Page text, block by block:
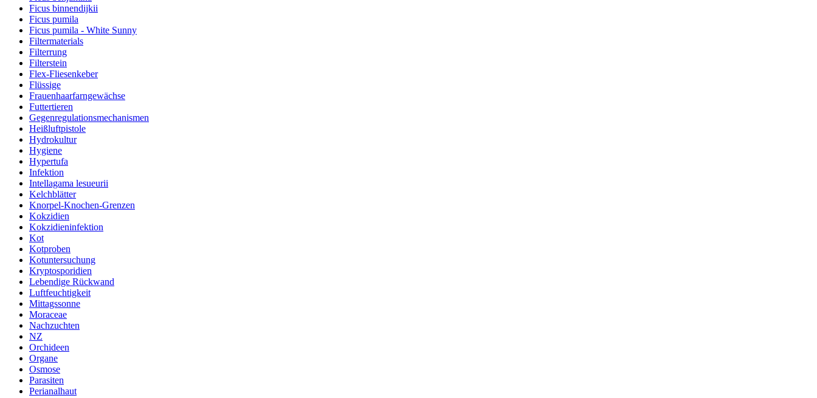
Ficus binnendijkii
Ficus pumila
Ficus pumila - White Sunny
Filtermaterials
Filterrung
Filterstein
Flex-Fliesenkeber
Flüssige
Frauenhaarfarngewächse
Futtertieren
Gegenregulationsmechanismen
Heißluftpistole
Hydrokultur
Hygiene
Hypertufa
Infektion
Intellagama lesueurii
Kelchblätter
Knorpel-Knochen-Grenzen
Kokzidien
Kokzidieninfektion
Kot
Kotproben
Kotuntersuchung
Kryptosporidien
Lebendige Rückwand
Luftfeuchtigkeit
Mittagssonne
Moraceae
Nachzuchten
NZ
Orchideen
Organe
Osmose
Parasiten
Perianalhaut